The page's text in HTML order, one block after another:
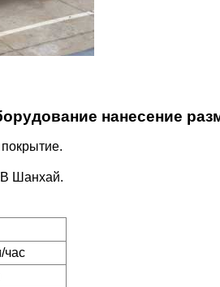
нанесение
Шанхай.
час